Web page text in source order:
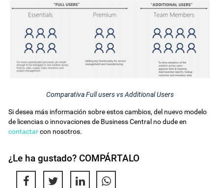
Comparativa Full users vs Additional Users
Si desea más información sobre estos cambios, del nuevo modelo
de licencias o innovaciones de Business Central no dude en
contactarcon nosotros.
¿Le ha gustado? COMPÁRTALO